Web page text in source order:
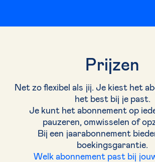
Prijzen
Net zo flexibel als jij. Je kiest het
het best bij je past.
Je kunt het abonnement op
pauzeren, omwisselen of
Bij een jaarabonnement
boekingsgarantie.
Welk abonnement past bij